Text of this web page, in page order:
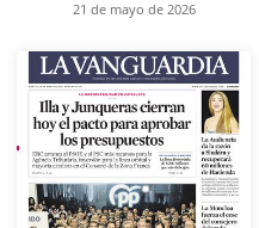
21 de mayo de 2026